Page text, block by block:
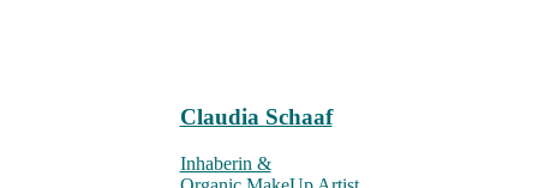
Claudia Schaaf
Inhaberin &